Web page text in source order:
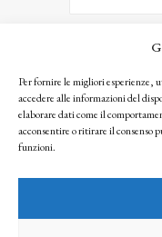
Per fornire le migliori esperienze,
accedere alle informazioni del
elaborare dati come il
acconsentire o ritirare il consenso
funzioni.
Facendo clic per iscriverti,
seguendo la nostra Privacy Policy
© 2025 Istituto Matteucci. All
l’autorizzazione scritta dei